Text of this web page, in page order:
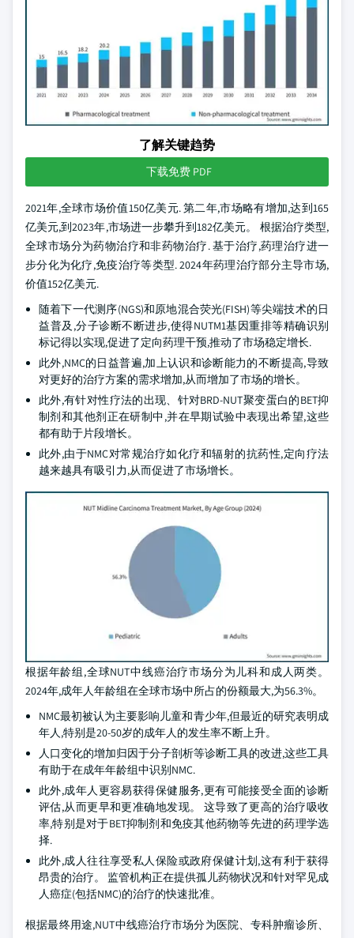
了解关键趋势
下载免费 PDF
2021年,全球市场价值150亿美元. 第二年,市场略有增加,达到165
亿美元,到2023年,市场进一步攀升到182亿美元。 根据治疗类型,
全球市场分为药物治疗和非药物治疗. 基于治疗,药理治疗进一
步分化为化疗,免疫治疗等类型. 2024年药理治疗部分主导市场,
价值152亿美元.
随着下一代测序(NGS)和原地混合荧光(FISH)等尖端技术的日
益普及,分子诊断不断进步,使得NUTM1基因重排等精确识别
标记得以实现,促进了定向药理干预,推动了市场稳定增长.
此外,NMC的日益普遍,加上认识和诊断能力的不断提高,导致
对更好的治疗方案的需求增加,从而增加了市场的增长。
此外,有针对性疗法的出现、针对BRD-NUT聚变蛋白的BET抑
制剂和其他剂正在研制中,并在早期试验中表现出希望,这些
都有助于片段增长。
此外,由于NMC对常规治疗如化疗和辐射的抗药性,定向疗法
越来越具有吸引力,从而促进了市场增长。
根据年龄组,全球NUT中线癌治疗市场分为儿科和成人两类。
2024年,成年人年龄组在全球市场中所占的份额最大,为56.3%。
NMC最初被认为主要影响儿童和青少年,但最近的研究表明成
年人,特别是20-50岁的成年人的发生率不断上升。
人口变化的增加归因于分子剖析等诊断工具的改进,这些工具
有助于在成年年龄组中识别NMC.
此外,成年人更容易获得保健服务,更有可能接受全面的诊断
评估,从而更早和更准确地发现。 这导致了更高的治疗吸收
率,特别是对于BET抑制剂和免疫其他药物等先进的药理学选
择.
此外,成人往往享受私人保险或政府保健计划,这有利于获得
昂贵的治疗。 监管机构正在提供孤儿药物状况和针对罕见成
人癌症(包括NMC)的治疗的快速批准。
根据最终用途,NUT中线癌治疗市场分为医院、专科肿瘤诊所、